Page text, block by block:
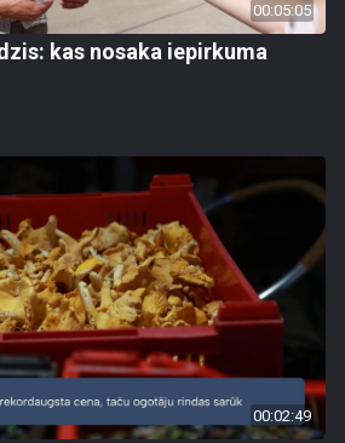
00:05:05
kas nosaka iepirkuma
00:02:49